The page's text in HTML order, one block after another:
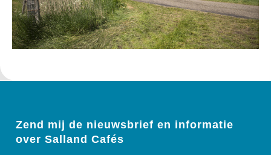
Zend mij de nieuwsbrief en informatie
over Salland Cafés